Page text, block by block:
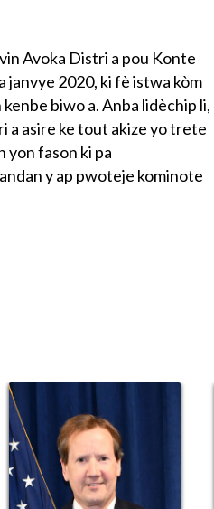
Avoka Distri a pou Konte
janvye 2020, ki fè istwa kòm
biwo a. Anba lidèchip li,
a asire ke tout akize yo trete
yon fason ki pa
y ap pwoteje kominote